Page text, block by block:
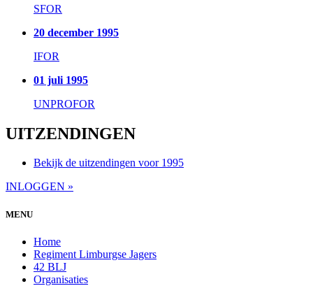
SFOR
20 december 1995
IFOR
01 juli 1995
UNPROFOR
UITZENDINGEN
Bekijk de uitzendingen voor 1995
INLOGGEN »
MENU
Home
Regiment Limburgse Jagers
42 BLJ
Organisaties